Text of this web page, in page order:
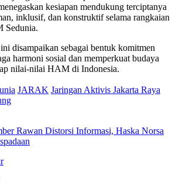
kesiapan mendukung terciptanya
inklusif, dan konstruktif selama rangkaian
Sedunia.
disampaikan sebagai bentuk komitmen
harmoni sosial dan memperkuat budaya
nilai-nilai HAM di Indonesia.
JARAK Jaringan Aktivis Jakarta Raya
Rawan Distorsi Informasi, Haska Norsa